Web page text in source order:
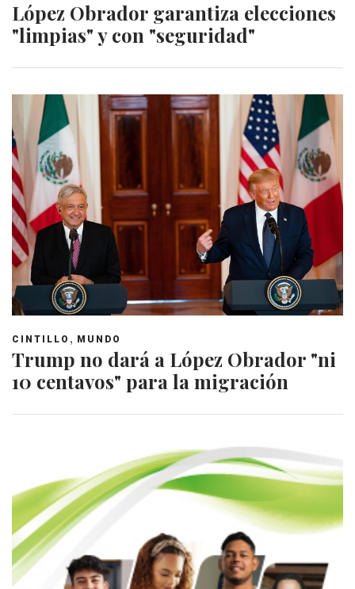
López Obrador garantiza elecciones
"limpias" y con "seguridad"
CINTILLO , MUNDO
Trump no dará a López Obrador "ni
10 centavos" para la migración